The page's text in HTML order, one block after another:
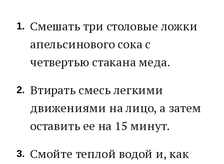
Смешать три столовые ложки
апельсинового сока с
четвертью стакана меда.
Втирать смесь легкими
движениями на лицо, а затем
оставить ее на 15 минут.
Смойте теплой водой и, как